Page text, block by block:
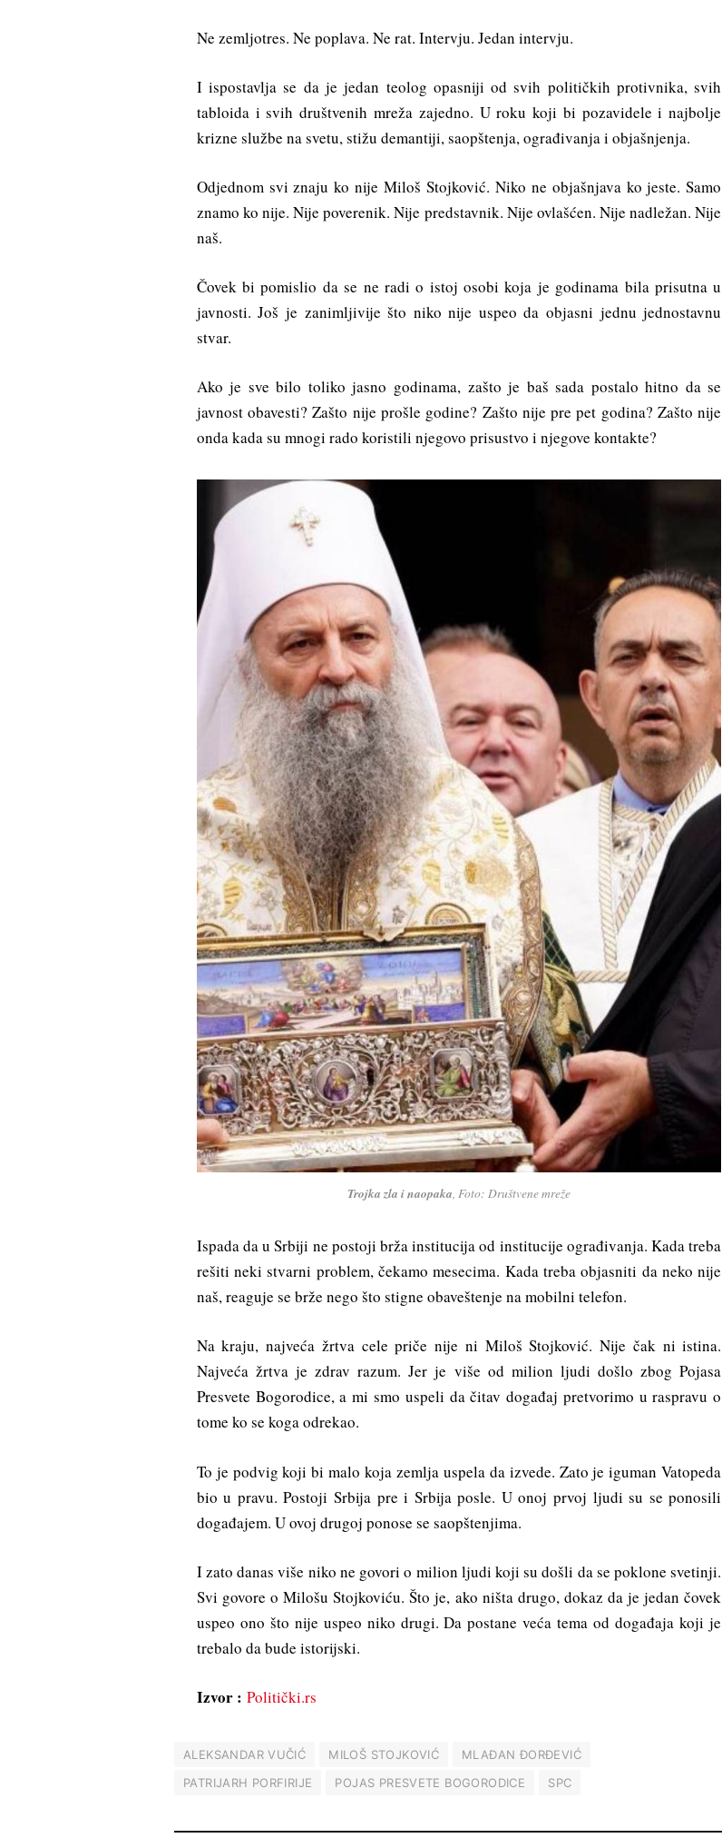
Ne zemljotres. Ne poplava. Ne rat. Intervju. Jedan intervju.
I ispostavlja se da je jedan teolog opasniji od svih političkih protivnika, svih
tabloida i svih društvenih mreža zajedno. U roku koji bi pozavidele i najbolje
krizne službe na svetu, stižu demantiji, saopštenja, ograđivanja i objašnjenja.
Odjednom svi znaju ko nije Miloš Stojković. Niko ne objašnjava ko jeste. Samo
znamo ko nije. Nije poverenik. Nije predstavnik. Nije ovlašćen. Nije nadležan. Nije
naš.
Čovek bi pomislio da se ne radi o istoj osobi koja je godinama bila prisutna u
javnosti. Još je zanimljivije što niko nije uspeo da objasni jednu jednostavnu
stvar.
Ako je sve bilo toliko jasno godinama, zašto je baš sada postalo hitno da se
javnost obavesti? Zašto nije prošle godine? Zašto nije pre pet godina? Zašto nije
onda kada su mnogi rado koristili njegovo prisustvo i njegove kontakte?
Trojka zla i naopaka , Foto: Društvene mreže
Ispada da u Srbiji ne postoji brža institucija od institucije ograđivanja. Kada treba
rešiti neki stvarni problem, čekamo mesecima. Kada treba objasniti da neko nije
naš, reaguje se brže nego što stigne obaveštenje na mobilni telefon.
Na kraju, najveća žrtva cele priče nije ni Miloš Stojković. Nije čak ni istina.
Najveća žrtva je zdrav razum. Jer je više od milion ljudi došlo zbog Pojasa
Presvete Bogorodice, a mi smo uspeli da čitav događaj pretvorimo u raspravu o
tome ko se koga odrekao.
To je podvig koji bi malo koja zemlja uspela da izvede. Zato je iguman Vatopeda
bio u pravu. Postoji Srbija pre i Srbija posle. U onoj prvoj ljudi su se ponosili
događajem. U ovoj drugoj ponose se saopštenjima.
I zato danas više niko ne govori o milion ljudi koji su došli da se poklone svetinji.
Svi govore o Milošu Stojkoviću. Što je, ako ništa drugo, dokaz da je jedan čovek
uspeo ono što nije uspeo niko drugi. Da postane veća tema od događaja koji je
trebalo da bude istorijski.
Izvor : Politički.rs
ALEKSANDAR VUČIĆ MILOŠ STOJKOVIĆ
MLAĐAN ĐORĐEVIĆ
PATRIJARH PORFIRIJE
POJAS PRESVETE BOGORODICE SPC